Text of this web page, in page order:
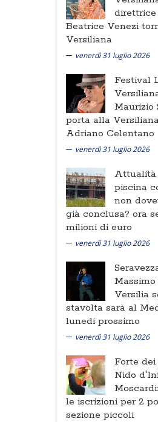
Beatrice Venezi
Versiliana
venerdì 31 luglio 2026
Festival
Maurizio
porta alla
Adriano Celentano
venerdì 31 luglio 2026
piscina
non
già conclusa? ora
milioni di euro
venerdì 31 luglio 2026
Versilia
stavolta sarà al
lunedi prossimo
venerdì 31 luglio 2026
Forte
Nido
le iscrizioni per 2
sezione piccoli